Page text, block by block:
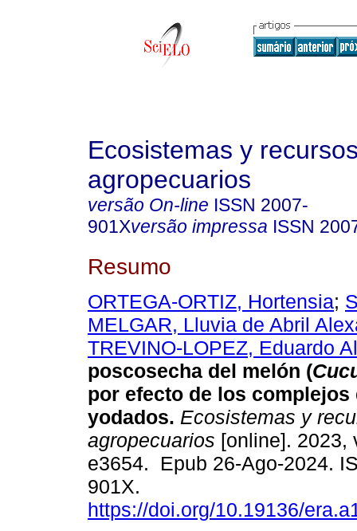
Ecosistemas y
agropecuarios
versão On-line ISSN 2007-
901Xversão impressa ISSN
Resumo
ORTEGA-ORTIZ, Hortensia;
MELGAR, Lluvia de Abril
TREVINO-LOPEZ, Eduardo
poscosecha del melón (
por efecto de los complejos
yodados. Ecosistemas y
agropecuarios [online]. 2023,
e3654. Epub 26-Ago-2024.
901X.
https://doi.org/10.19136/